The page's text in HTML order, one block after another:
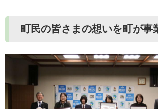
町民の皆さまの想いを町が事